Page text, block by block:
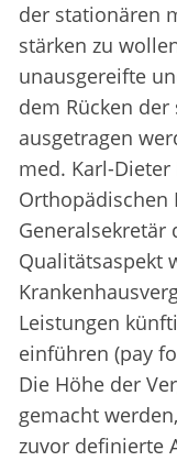
der stationären
stärken zu
unausgereifte
dem Rücken
ausgetragen
med. Karl-
Orthopädischen
Generalsekretär
Qualitätsaspekt
Leistungen
einführen (pay
Die Höhe der
gemacht
zuvor definierte